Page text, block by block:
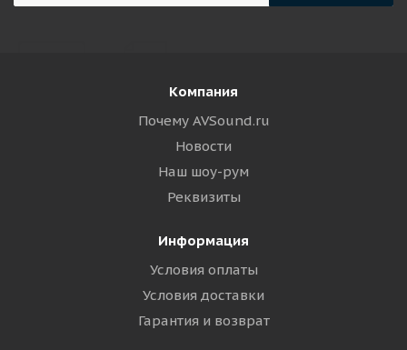
Компания
Почему AVSound.ru
Новости
Наш шоу-рум
Реквизиты
Информация
Условия оплаты
Условия доставки
Гарантия и возврат